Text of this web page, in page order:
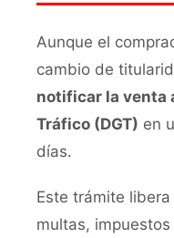
Aunque el
cambio de
notificar la venta
Tráfico (DGT) en
días.
Este trámite
multas,